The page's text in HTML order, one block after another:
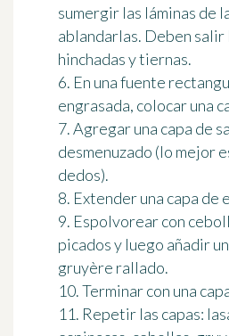
sumergir las láminas de
ablandarlas. Deben
hinchadas y tiernas.
6. En una fuente
engrasada, colocar una
7. Agregar una capa de
desmenuzado (lo mejor
dedos).
8. Extender una capa de
9. Espolvorear con
picados y luego añadir
gruyère rallado.
10. Terminar con una
11. Repetir las capas: